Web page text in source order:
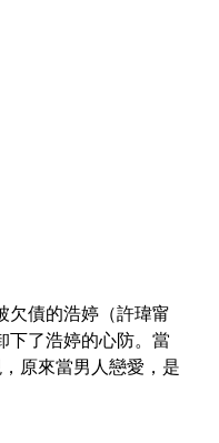
欠債的浩婷（許瑋甯
下了浩婷的心防。當
原來當男人戀愛，是